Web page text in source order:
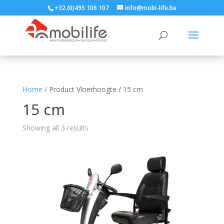
+32 (0)495 106 107 info@mobi-life.be
Home / Product Vloerhoogte / 15 cm
15 cm
Showing all 3 results